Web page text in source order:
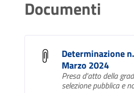
Documenti
Determinazione
Marzo 2024
Presa d'atto della
selezione pubblica e